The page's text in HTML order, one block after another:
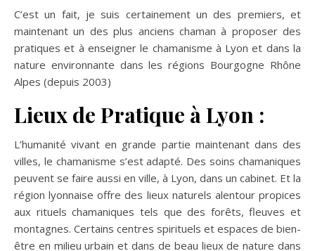
C’est un fait, je suis certainement un des premiers, et
maintenant un des plus anciens chaman à proposer des
pratiques et à enseigner le chamanisme à Lyon et dans la
nature environnante dans les régions Bourgogne Rhône
Alpes (depuis 2003)
Lieux de Pratique à Lyon :
L’humanité vivant en grande partie maintenant dans des
villes, le chamanisme s’est adapté. Des soins chamaniques
peuvent se faire aussi en ville, à Lyon, dans un cabinet. Et la
région lyonnaise offre des lieux naturels alentour propices
aux rituels chamaniques tels que des forêts, fleuves et
montagnes. Certains centres spirituels et espaces de bien-
être en milieu urbain et dans de beau lieux de nature dans